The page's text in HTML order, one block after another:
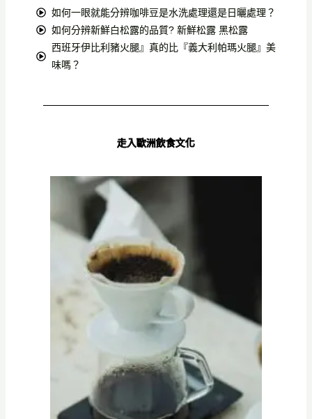
如何一眼就能分辨咖啡豆是水洗處理還是日曬處理？
如何分辨新鮮白松露的品質? 新鮮松露 黑松露
西班牙伊比利豬火腿』真的比『義大利帕瑪火腿』美
味嗎？
走入歐洲飲食文化